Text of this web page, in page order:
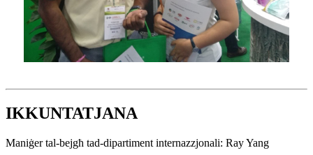
IKKUNTATJANA
Maniġer tal-bejgħ tad-dipartiment internazzjonali: Ray Yang